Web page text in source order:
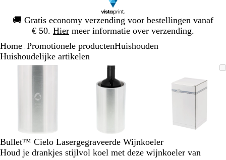
🚚 Gratis economy verzending voor bestellingen vanaf
€ 50. Hier meer informatie over verzending.
1
Home Promotionele productenHuishouden
Huishoudelijke artikelen
Zoombare
Gezoomd
Klik
te
Gebruik
mintoetsen
zoomen
en
pijltjestoetsen
Zoombare
afbeelding
Gezoomd
tot
minimum
Klik
om
uit
Gebruik
plus-
en
zoomen
en
pijltjestoetsen
Zoombare
afbeelding
Gezoomd
tot
minimum
om
uit
plus-
en
zoomen
Bullet™ Cielo Lasergegraveerde Wijnkoeler
Houd je drankjes stijlvol koel met deze wijnkoeler van